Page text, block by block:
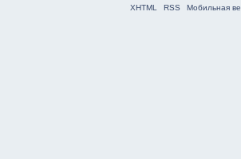
XHTML
RSS Мобильная